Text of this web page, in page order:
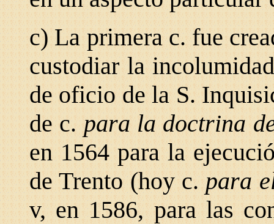
c) La primera c. fue
custodiar la
de oficio de la S.
de c.para la doctrina
en 1564 para la
de Trento (hoy c.para
v, en 1586, para las